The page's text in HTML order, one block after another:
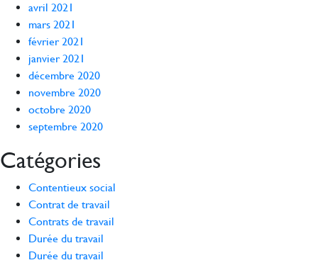
avril 2021
mars 2021
février 2021
janvier 2021
décembre 2020
novembre 2020
octobre 2020
septembre 2020
Catégories
Contentieux social
Contrat de travail
Contrats de travail
Durée du travail
Durée du travail